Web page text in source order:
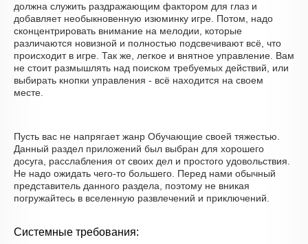
должна служить раздражающим фактором для глаз и
добавляет необыкновенную изюминку игре. Потом, надо
сконцентрировать внимание на мелодии, которые
различаются новизной и полностью подсвечивают всё, что
происходит в игре. Так же, легкое и внятное управление. Вам
не стоит размышлять над поиском требуемых действий, или
выбирать кнопки управления - всё находится на своем
месте.
Пусть вас не напрягает жанр Обучающие своей тяжестью.
Данный раздел приложений был выбран для хорошего
досуга, расслабления от своих дел и простого удовольствия.
Не надо ожидать чего-то большего. Перед нами обычный
представитель данного раздела, поэтому не вникая
погружайтесь в вселенную развлечений и приключений.
Системные требования: